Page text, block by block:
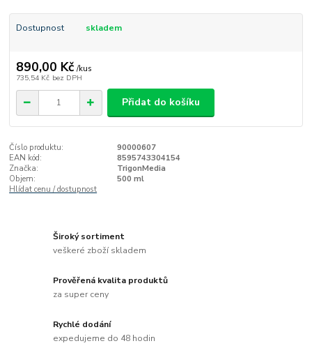
Dostupnost skladem
890,00 Kč /kus
735,54 Kč bez DPH
Přidat do košíku
Číslo produktu:
90000607
EAN kód:
8595743304154
Značka:
TrigonMedia
Objem:
500 ml
Hlídat cenu / dostupnost
Široký sortiment
veškeré zboží skladem
Prověřená kvalita produktů
za super ceny
Rychlé dodání
expedujeme do 48 hodin